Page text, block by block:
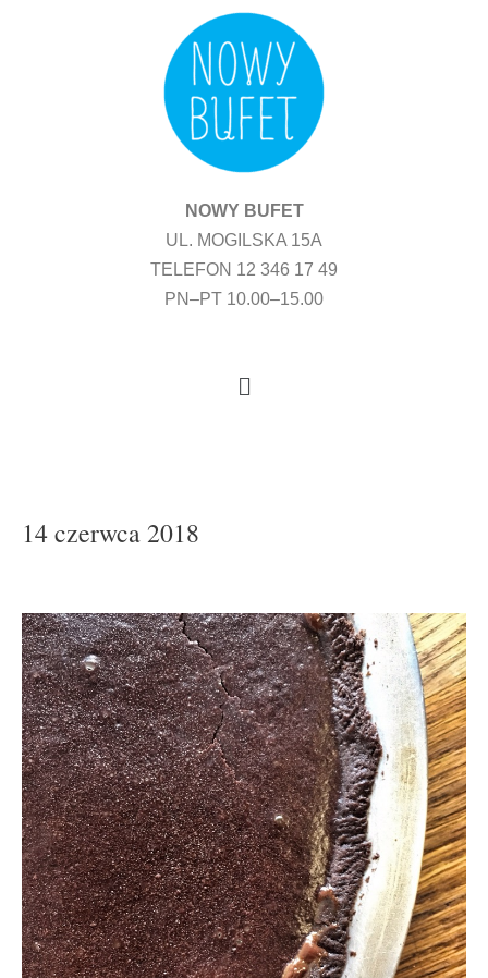
NOWY BUFET
UL. MOGILSKA 15A
TELEFON 12 346 17 49
PN–PT 10.00–15.00
Menu
14 czerwca 2018